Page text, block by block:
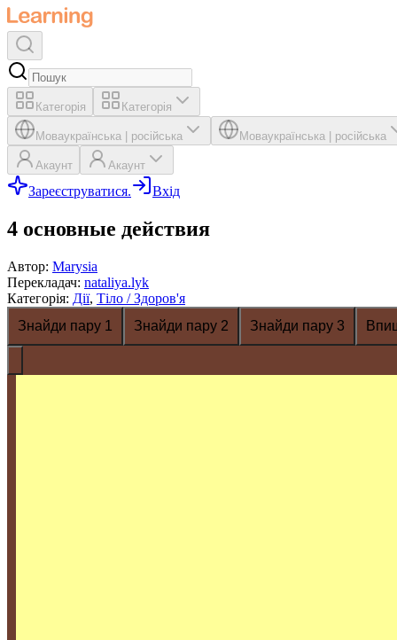
Категорія Категорія
Моваукраїнська російська Моваукраїнська російська
Акаунт Акаунт
Зареєструватися. Вхід
4 основные действия
Автор: Marysia
Перекладач: nataliya.lyk
Категорія: Дії, Тіло / Здоров'я
Знайди пару 1
Знайди пару 2 Знайди пару 3